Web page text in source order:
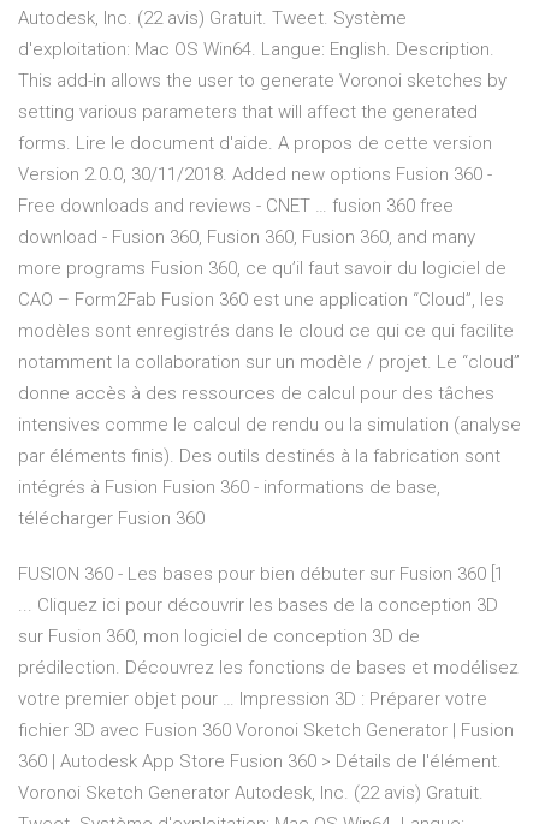
Autodesk, Inc. (22 avis) Gratuit. Tweet. Système
d'exploitation: Mac OS Win64. Langue: English. Description.
This add-in allows the user to generate Voronoi sketches by
setting various parameters that will affect the generated
forms. Lire le document d'aide. A propos de cette version
Version 2.0.0, 30/11/2018. Added new options Fusion 360 -
Free downloads and reviews - CNET … fusion 360 free
download - Fusion 360, Fusion 360, Fusion 360, and many
more programs Fusion 360, ce qu’il faut savoir du logiciel de
CAO – Form2Fab Fusion 360 est une application “Cloud”, les
modèles sont enregistrés dans le cloud ce qui ce qui facilite
notamment la collaboration sur un modèle / projet. Le “cloud”
donne accès à des ressources de calcul pour des tâches
intensives comme le calcul de rendu ou la simulation (analyse
par éléments finis). Des outils destinés à la fabrication sont
intégrés à Fusion Fusion 360 - informations de base,
télécharger Fusion 360
FUSION 360 - Les bases pour bien débuter sur Fusion 360 [1
... Cliquez ici pour découvrir les bases de la conception 3D
sur Fusion 360, mon logiciel de conception 3D de
prédilection. Découvrez les fonctions de bases et modélisez
votre premier objet pour … Impression 3D : Préparer votre
fichier 3D avec Fusion 360 Voronoi Sketch Generator | Fusion
360 | Autodesk App Store Fusion 360 > Détails de l'élément.
Voronoi Sketch Generator Autodesk, Inc. (22 avis) Gratuit.